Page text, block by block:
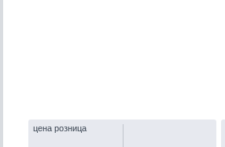
цена розница